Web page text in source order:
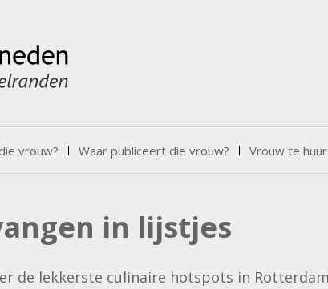
vrouw? Waar publiceert die vrouw? Vrouw te huur
in lijstjes
de lekkerste culinaire hotspots in